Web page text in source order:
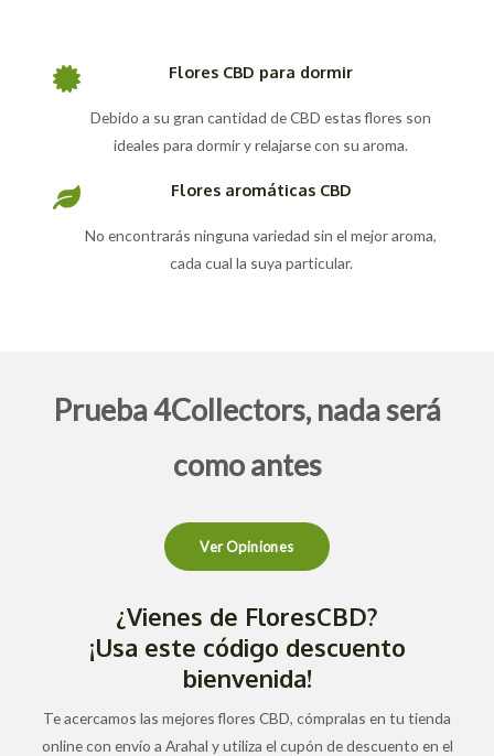
Flores CBD para dormir
Debido a su gran cantidad de CBD estas flores son
ideales para dormir y relajarse con su aroma.
Flores aromáticas CBD
No encontrarás ninguna variedad sin el mejor aroma,
cada cual la suya particular.
Prueba 4Collectors, nada será
como antes
Ver Opiniones
¿Vienes de FloresCBD?
¡Usa este código descuento
bienvenida!
Te acercamos las mejores flores CBD, cómpralas en tu tienda
online con envío a Arahal y utiliza el cupón de descuento en el